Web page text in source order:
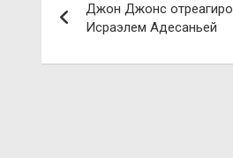
по
записям
Джон Джонс
Исраэлем Адесаньей